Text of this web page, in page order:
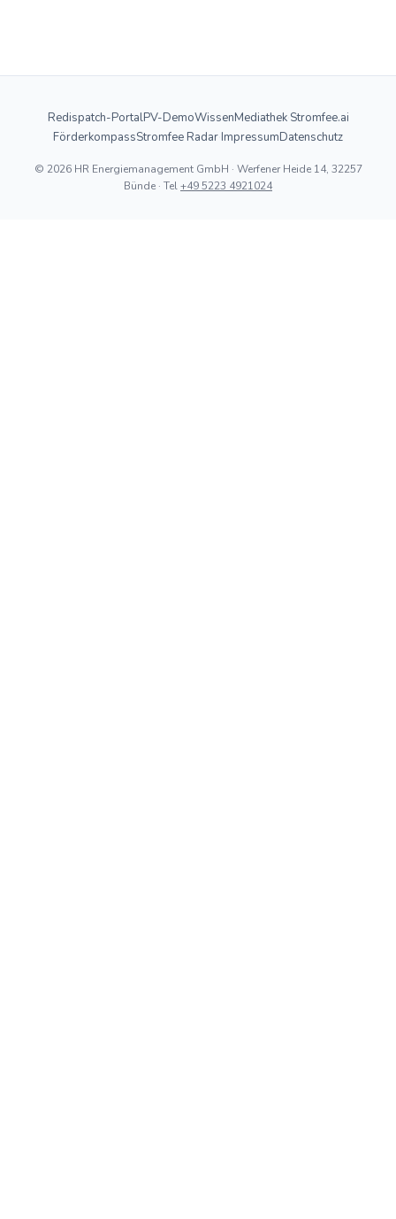
Redispatch-PortalPV-DemoWissenMediathek· Stromfee.ai
FörderkompassStromfee Radar ImpressumDatenschutz
© 2026 HR Energiemanagement GmbH · Werfener Heide 14, 32257
Bünde · Tel+49 5223 4921024